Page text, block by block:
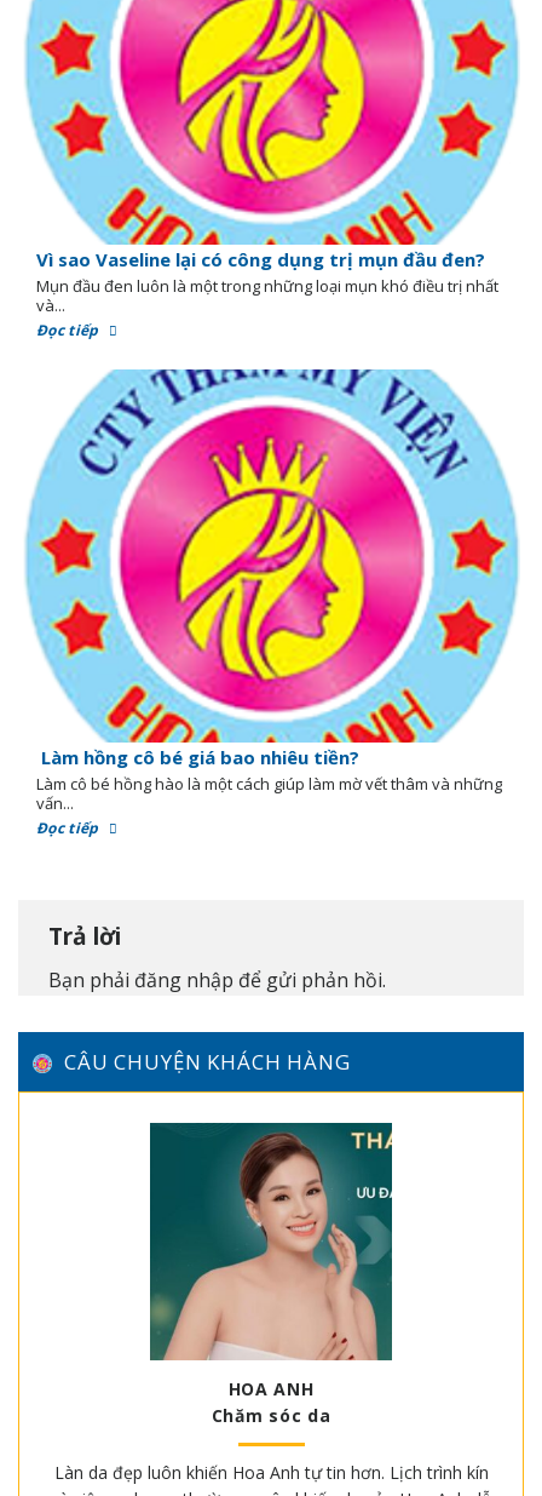
Vì sao Vaseline lại có công dụng trị mụn đầu đen?
Mụn đầu đen luôn là một trong những loại mụn khó điều trị nhất
và...
Đọc tiếp
Làm hồng cô bé giá bao nhiêu tiền?
Làm cô bé hồng hào là một cách giúp làm mờ vết thâm và những
vấn...
Đọc tiếp
Trả lời
Bạn phải đăng nhập để gửi phản hồi.
CÂU CHUYỆN KHÁCH HÀNG
HOA ANH
Chăm sóc da
Làn da đẹp luôn khiến Hoa Anh tự tin hơn. Lịch trình kín